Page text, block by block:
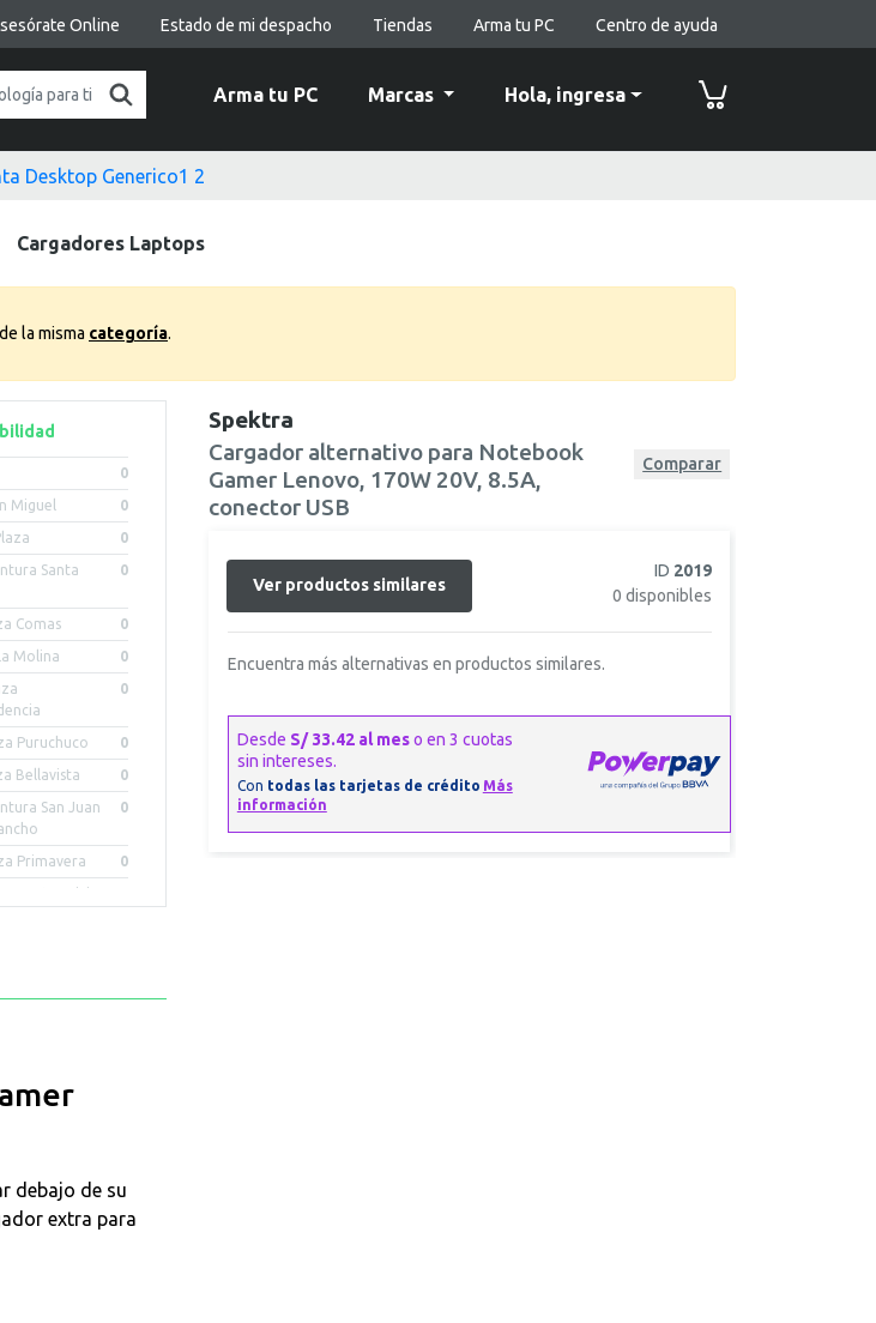
Online Estado de mi despacho Tiendas Arma tu PC Centro de ayuda
Arma tu PC Marcas Hola, ingresa
Cargadores Laptops
la misma categoría.
0
Miguel 0
0
Santa
0
Comas 0
Molina 0
0
Puruchuco 0
Bellavista 0
San Juan
0
Primavera 0
Centro Civico
Arequipa -
Piura
Trujillo
debajo de su
extra para
Spektra
Cargador alternativo para Notebook
Gamer Lenovo, 170W 20V, 8.5A,
conector USB
Comparar
Ver productos similares
ID 2019
0disponibles
Encuentra más alternativas en productos similares.